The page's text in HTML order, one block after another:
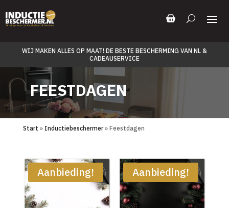
WIJ MAKEN ALLES OP MAAT! DE BESTE BESCHERMING VAN NL &
CADEAUSERVICE
FEESTDAGEN
Start » Inductiebeschermer» Feestdagen
Aanbieding! Aanbieding!